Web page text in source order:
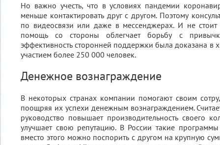
Но важно учесть, что в условиях пандемии
меньше контактировать друг с другом. Поэтому
по видеосвязи или даже в мессенджерах. И не стоит
помощь со стороны облегчает борьбу с
эффективность сторонней поддержки была доказана в
участием более 250 000 человек.
Денежное вознаграждение
В некоторых странах компании помогают своим
поощряя их успехи денежным вознаграждением.
руководство повышает производительность своего
улучшает свою репутацию. В России такие
вместо этого можно поспорить с другом на крупную